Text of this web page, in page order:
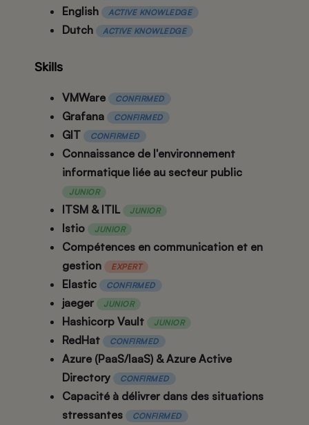
English ACTIVE KNOWLEDGE
Dutch ACTIVE KNOWLEDGE
Skills
VMWare CONFIRMED
Grafana CONFIRMED
GIT CONFIRMED
Connaissance de l'environnement
informatique liée au secteur public
JUNIOR
ITSM & ITIL JUNIOR
Istio JUNIOR
Compétences en communication et en
gestion
EXPERT
Elastic CONFIRMED
jaeger JUNIOR
Hashicorp Vault JUNIOR
RedHat CONFIRMED
Azure (PaaS/IaaS) & Azure Active
Directory
CONFIRMED
Capacité à délivrer dans des situations
stressantes
CONFIRMED